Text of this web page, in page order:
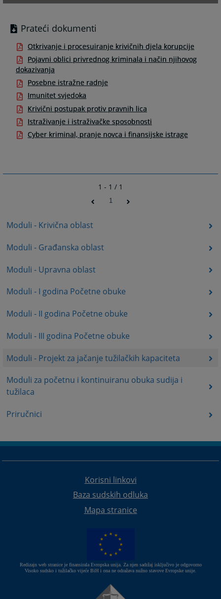
Moduli - Krivična oblast
Moduli - Građanska oblast
Moduli - Upravna oblast
Moduli - I godina Početne obuke
Moduli - II godina Početne obuke
Moduli - III godina Početne obuke
Moduli - Projekt za jačanje tužilačkih kapaciteta
Moduli za početnu i kontinuiranu obuka sudija i
tužilaca
Priručnici
Prateći dokumenti
Otkrivanje i procesuiranje krivičnih djela korupcije
Pojavni oblici privrednog kriminala i način njihovog
dokazivanja
Posebne istražne radnje
Imunitet svjedoka
Krivični postupak protiv pravnih lica
Istraživanje i istraživačke sposobnosti
Cyber kriminal, pranje novca i finansijske istrage
1 - 1 / 1
1
Korisni linkovi
Baza sudskih odluka
Mapa stranice
Redizajn web stranice je finansirala Evropska unija. Za njen sadržaj isključivo je odgovorno
Visoko sudsko i tužilačko vijeće BiH i ona ne odražava nužno stavove Evropske unije.